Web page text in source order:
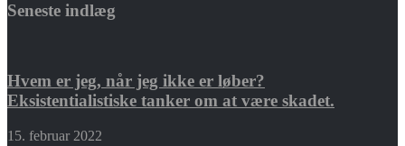
Seneste indlæg
Hvem er jeg, når jeg ikke er løber?
Eksistentialistiske tanker om at være skadet.
15. februar 2022